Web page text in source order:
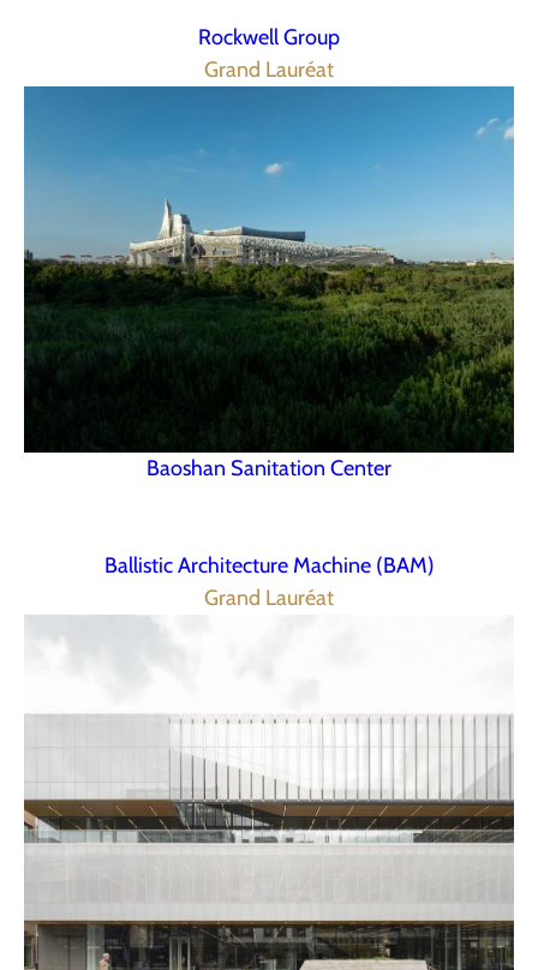
Rockwell Group
Grand Lauréat
Baoshan Sanitation Center
Ballistic Architecture Machine (BAM)
Grand Lauréat